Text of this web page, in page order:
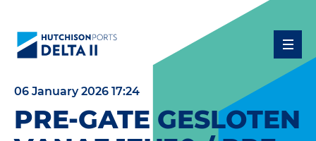
06 January 2026 17:24
PRE-GATE GESLOTEN